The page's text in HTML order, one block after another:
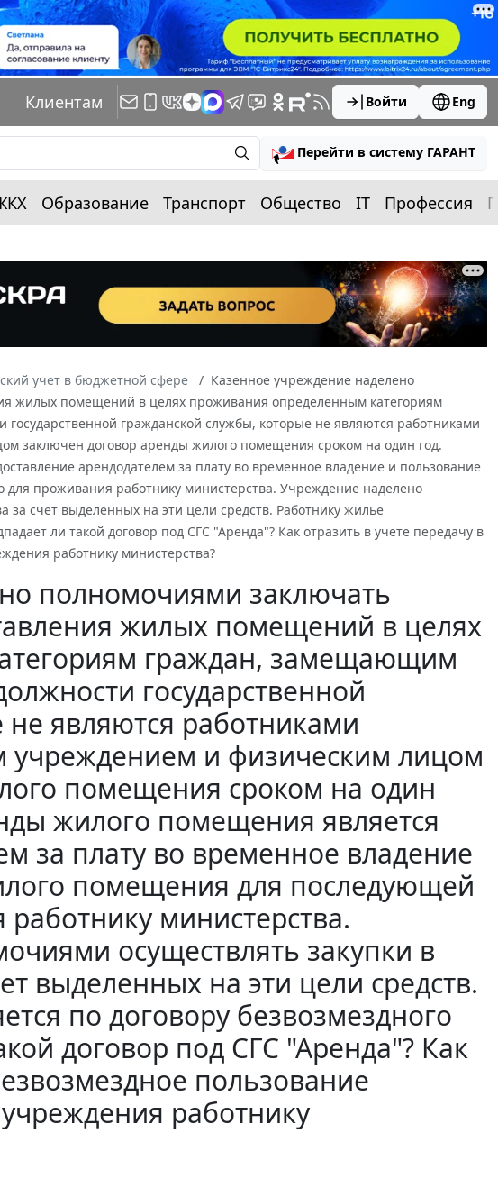
Клиентам Войти Eng
Перейти в систему ГАРАНТ
Образование Транспорт Общество IT Профессия
учет в бюджетной сфере
Казенное учреждение наделено
жилых помещений в целях проживания определенным категориям
гражданской службы, которые не являются работниками
заключен договор аренды жилого помещения сроком на один год.
арендодателем за плату во временное владение и пользование
проживания работнику министерства. Учреждение наделено
за счет выделенных на эти цели средств. Работнику жилье
ли такой договор под СГС "Аренда"? Как отразить в учете передачу в
работнику министерства?
полномочиями заключать
жилых помещений в целях
граждан, замещающим
государственной
являются работниками
и физическим лицом
помещения сроком на один
жилого помещения является
за плату во временное владение
помещения для последующей
министерства.
осуществлять закупки в
выделенных на эти цели средств.
по договору безвозмездного
договор под СГС "Аренда"? Как
пользование
работнику